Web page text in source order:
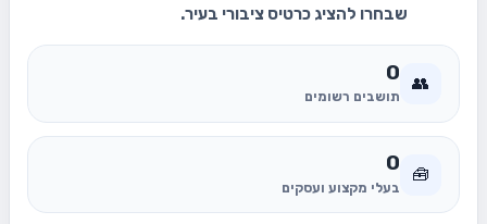
שבחרו להציג כרטיס ציבורי בעיר.
👥
0
תושבים רשומים
🧰
0
בעלי מקצוע ועסקים